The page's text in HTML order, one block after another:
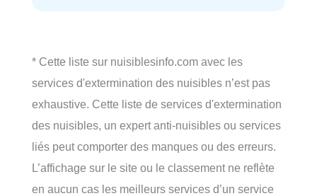
* Cette liste sur nuisiblesinfo.com avec les
services d'extermination des nuisibles n’est pas
exhaustive. Cette liste de services d'extermination
des nuisibles, un expert anti-nuisibles ou services
liés peut comporter des manques ou des erreurs.
L’affichage sur le site ou le classement ne reflète
en aucun cas les meilleurs services d’un service